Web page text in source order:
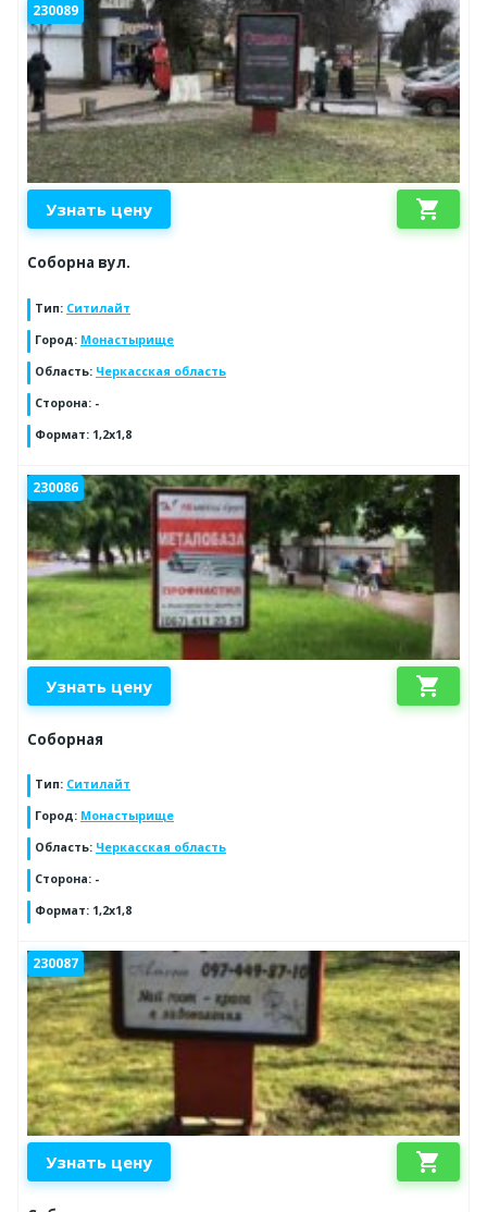
230089
Узнать цену shopping_cart
Соборна вул.
Тип: Ситилайт
Город: Монастырище
Область: Черкасская область
Сторона: -
Формат: 1,2х1,8
230086
Узнать цену shopping_cart
Соборная
Тип: Ситилайт
Город: Монастырище
Область: Черкасская область
Сторона: -
Формат: 1,2х1,8
230087
Узнать цену shopping_cart